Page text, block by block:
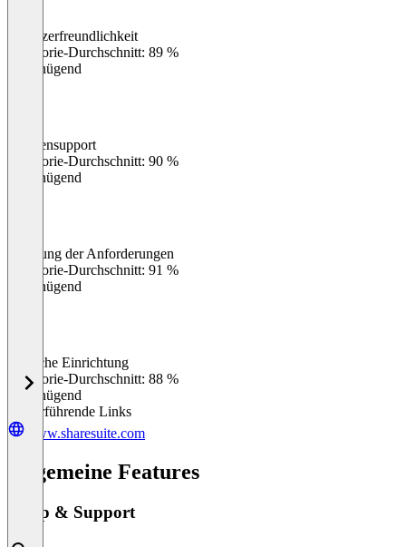
Benutzerfreundlichkeit
Kategorie-Durchschnitt: 89 %
Ungenügend
Kundensupport
Kategorie-Durchschnitt: 90 %
Ungenügend
Erfüllung der Anforderungen
Kategorie-Durchschnitt: 91 %
Ungenügend
Einfache Einrichtung
Kategorie-Durchschnitt: 88 %
Ungenügend
Weiterführende Links
www.sharesuite.com
Allgemeine Features
Setup & Support